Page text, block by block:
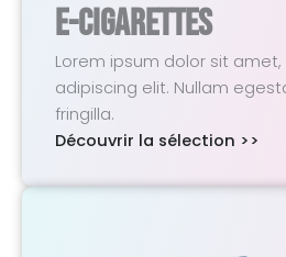
E-Cigarettes
Lorem ipsum dolor sit
adipiscing elit. Nullam
fringilla.
Découvrir la sélection >>